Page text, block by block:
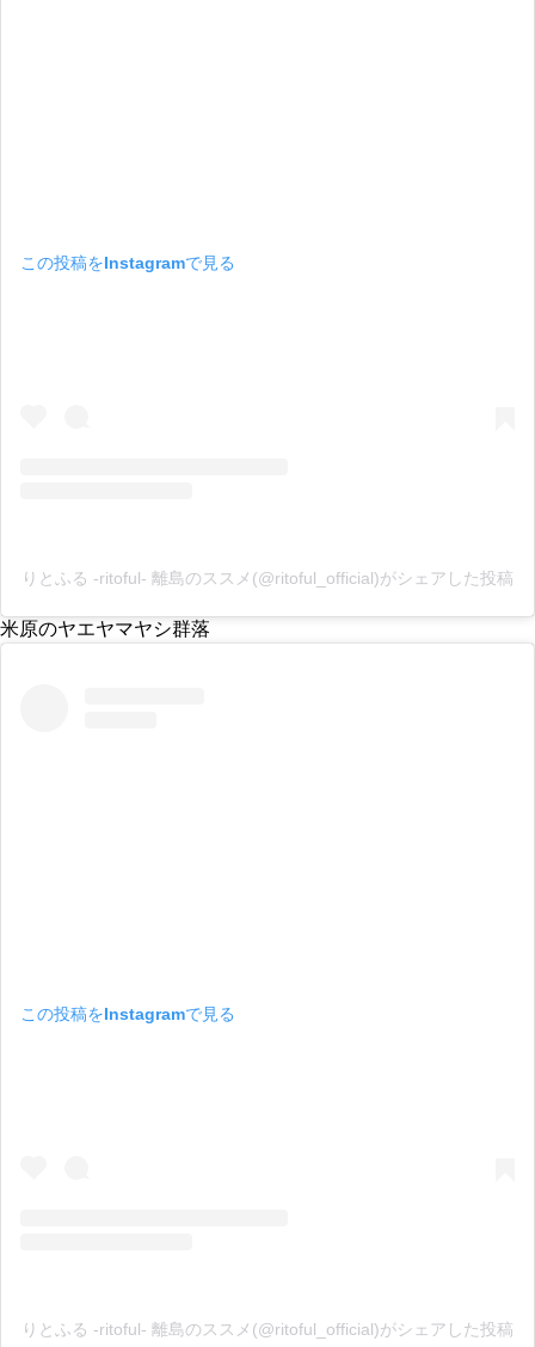
この投稿をInstagramで見る
りとふる -ritoful- 離島のススメ(@ritoful_official)がシェアした投稿
米原のヤエヤマヤシ群落
この投稿をInstagramで見る
りとふる -ritoful- 離島のススメ(@ritoful_official)がシェアした投稿